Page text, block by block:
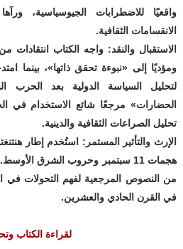
واقعيًا للاضطرابات الجيوسياسية،
الانقسامات الثقافية.
الاستقبال والنقد: واجه الكتاب انتقادات
ومؤديًا إلى «نبوءة تحقق ذاتها»، بينما
لتحليل السياسة الدولية بعد
الحضارات» مرجعًا شائع الاستخدام في
تحليل الصراعات الثقافية والدينية.
الإرث والتأثير المستمر : استُخدم إطار
هجمات 11 سبتمبر وحروب الشرق
من النصوص المرجعية لفهم التحولات في
في القرن الحادي والعشرين.
لقراءة الكتاب